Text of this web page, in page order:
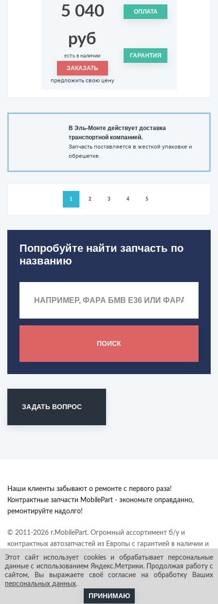
5 040
руб
есть в наличии
ЗАКАЗАТЬ
предложить свою цену
ОПЛАТА
ГАРАНТИЯ
В Эль-Монте действует доставка
транспортной компанией.
Запчасть поставляется в жесткой упаковке и
обрешетке.
1 2 3 4 5
Попробуйте найти запчасть по
названию
ПОИСК
ЗАДАТЬ ВОПРОС
Наши клиенты забывают о ремонте с первого раза!
Контрактные запчасти MobilePart - экономьте оправданно,
ремонтируйте надолго!
© 2011-2026 г.MobilePart. Огромный ассортимент б/у и
контрактных автозапчастей из Европы с гарантией в наличии и
под заказ. Все права защищены.
Этот сайт использует cookies и обрабатывает персональные
данные с использованием Яндекс.Метрики. Продолжая работу с
сайтом, Вы выражаете своё согласие на обработку Ваших
персональных данных.
ПРИНИМАЮ